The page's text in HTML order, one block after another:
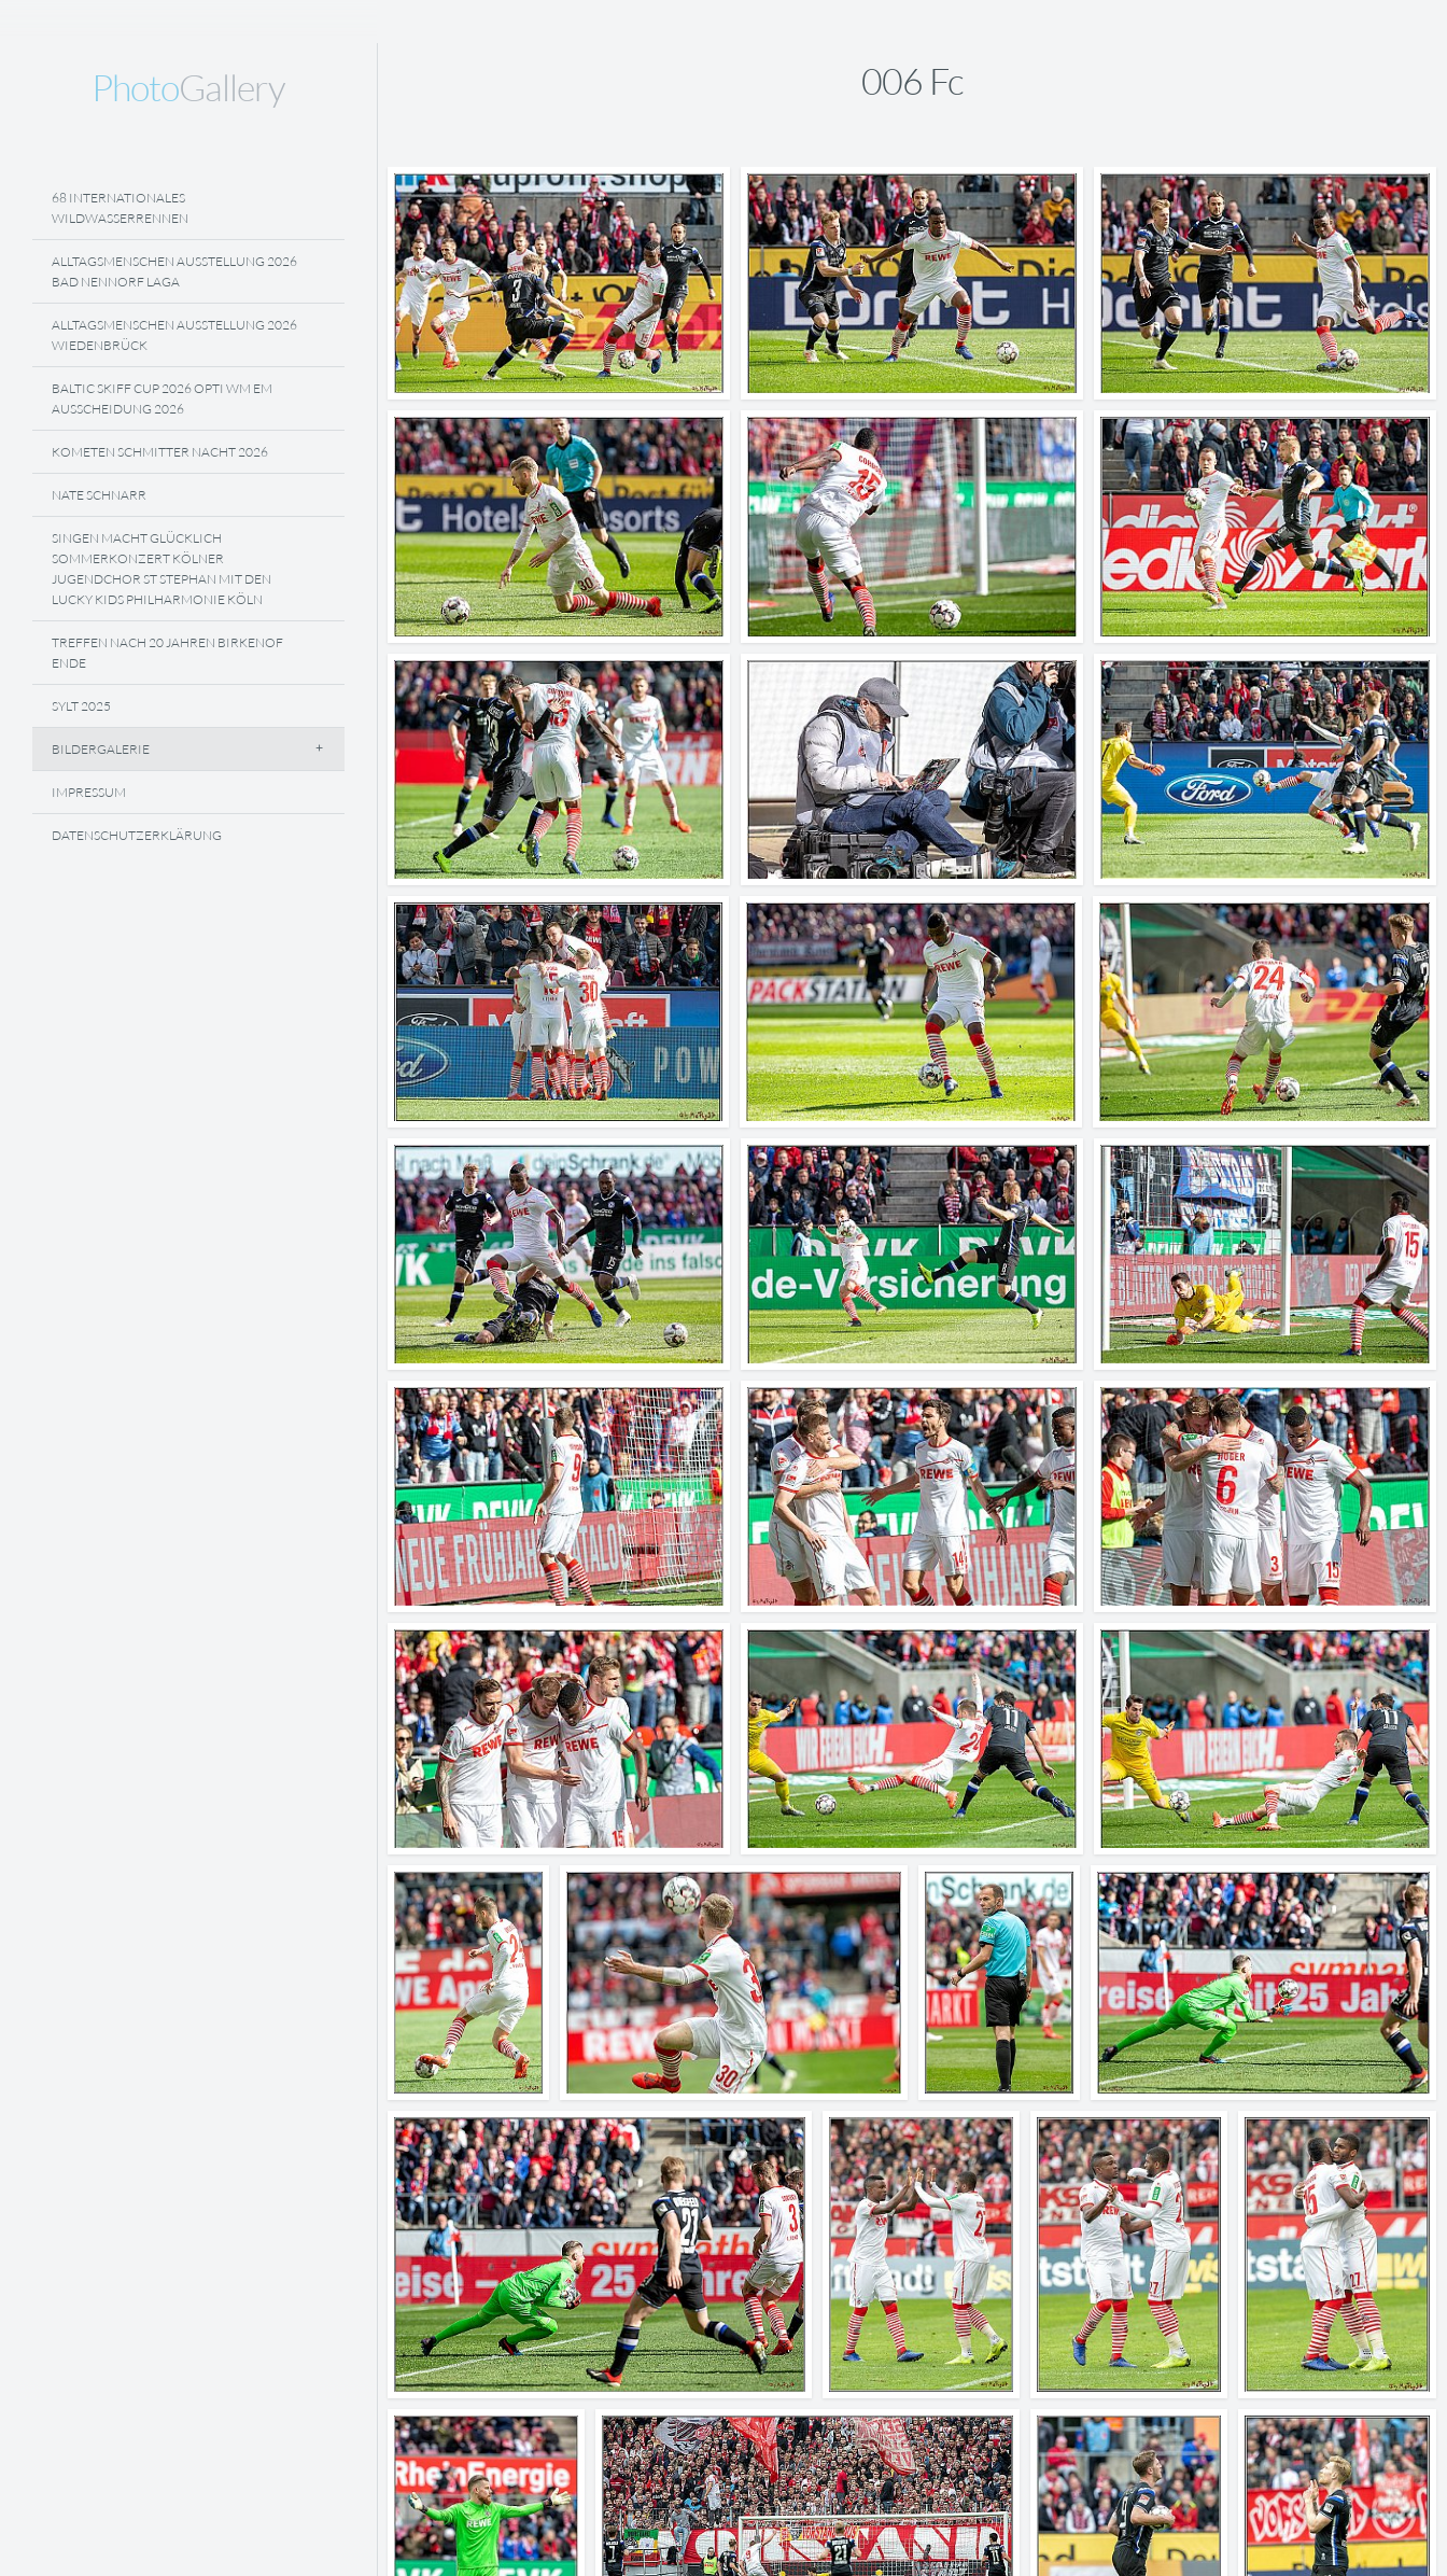
PhotoGallery
68 INTERNATIONALES
WILDWASSERRENNEN
ALLTAGSMENSCHEN AUSSTELLUNG 2026
BAD NENNORF LAGA
ALLTAGSMENSCHEN AUSSTELLUNG 2026
WIEDENBRÜCK
BALTIC SKIFF CUP 2026 OPTI WM EM
AUSSCHEIDUNG 2026
KOMETEN SCHMITTER NACHT 2026
NATE SCHNARR
SINGEN MACHT GLÜCKLICH
SOMMERKONZERT KÖLNER
JUGENDCHOR ST STEPHAN MIT DEN
LUCKY KIDS PHILHARMONIE KÖLN
TREFFEN NACH 20 JAHREN BIRKENOF
ENDE
SYLT 2025
BILDERGALERIE
IMPRESSUM
DATENSCHUTZERKLÄRUNG
006 Fc